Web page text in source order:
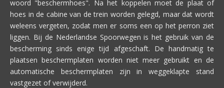
woord "beschermhoes". Na het koppelen moet de plaat of
hoes in de cabine van de trein worden gelegd, maar dat wordt
weleens vergeten, zodat men er soms een op het perron ziet
liggen. Bij de Nederlandse Spoorwegen is het gebruik van de
bescherming sinds enige tijd afgeschaft. De handmatig te
plaatsen beschermplaten worden niet meer gebruikt en de
automatische beschermplaten zijn in weggeklapte stand
vastgezet of verwijderd.